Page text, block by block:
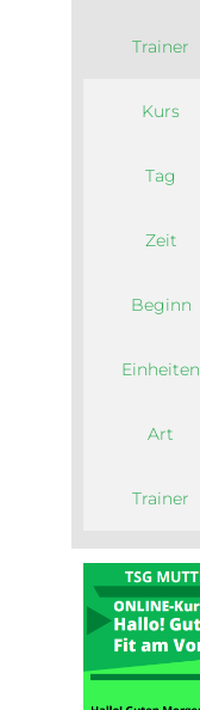
Trainer
Kurs
Tag
Zeit
Beginn
Einheiten
Art
Trainer